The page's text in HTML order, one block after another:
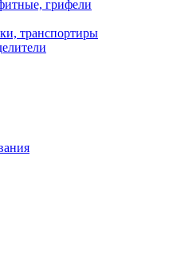
грифели
транспортиры